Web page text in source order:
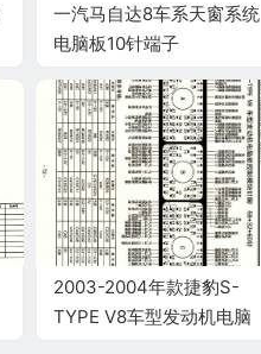
一汽马自达8车系天窗系统
电脑板10针端子
2003-2004年款捷豹S-
TYPE V8车型发动机电脑